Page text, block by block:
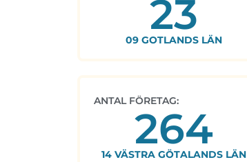
23
09 GOTLANDS LÄN
ANTAL FÖRETAG:
264
14 VÄSTRA GÖTALANDS LÄN